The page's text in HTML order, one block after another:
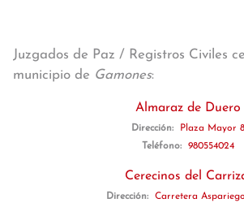
Juzgados de Paz / Registros Civiles
municipio de Gamones:
Almaraz de Duero
Dirección:
Plaza Mayor 8
Teléfono:
980554024
Cerecinos del
Dirección:
Carretera